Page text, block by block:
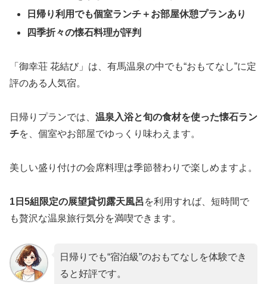
日帰り利用でも個室ランチ＋お部屋休憩プランあり
四季折々の懐石料理が評判
「御幸荘 花結び」は、有馬温泉の中でも“おもてなし”に定
評のある人気宿。
日帰りプランでは、 温泉入浴と旬の食材を使った懐石ラン
チを、個室やお部屋でゆっくり味わえます。
美しい盛り付けの会席料理は季節替わりで楽しめますよ。
1日5組限定の展望貸切露天風呂を利用すれば、短時間で
も贅沢な温泉旅行気分を満喫できます。
日帰りでも“宿泊級”のおもてなしを体験でき
ると好評です。